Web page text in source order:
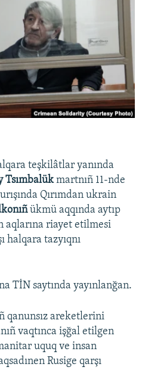
teşkilâtlar yanında
Tsımbalükmartnıñ 11-nde
Qırımdan ukrain
ükmü aqqında aytıp
aqlarına riayet etilmesi
halqara tazyıqnı
TİN saytında yayınlanğan.
qanunsız areketlerini
vaqtınca işğal etilgen
uquq ve insan
Rusige qarşı